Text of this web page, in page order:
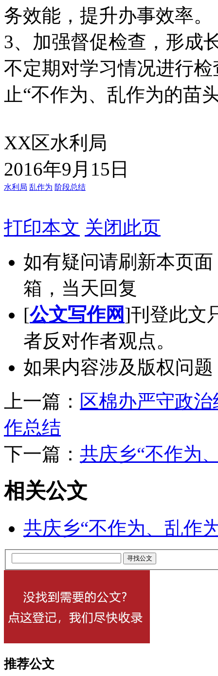
务效能，提升办事效率。
3、加强督促检查，形成
不定期对学习情况进行
止“不作为、乱作为的苗
XX区水利局
2016年9月15日
水利局 乱作为 阶段总结
打印本文 关闭此页
如有疑问请刷新本页
箱，当天回复
[公文写作网]刊登此文
者反对作者观点。
如果内容涉及版权问
上一篇： 区棉办严守政
作总结
下一篇： 共庆乡“不作为
相关公文
共庆乡“不作为、乱作
推荐公文